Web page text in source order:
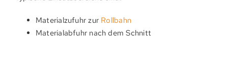
Materialzufuhr zur Rollbahn
Materialabfuhr nach dem Schnitt